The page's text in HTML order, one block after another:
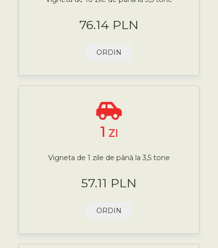
76.14 PLN
ORDIN
1 ZI
Vigneta de 1 zile de până la 3,5 tone
57.11 PLN
ORDIN